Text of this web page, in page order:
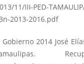
11/III-PED-
2013-2016.pdf
2014 José